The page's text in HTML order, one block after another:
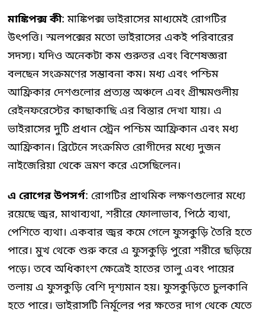
মাঙ্কিপক্স কী: মাঙ্কিপক্স ভাইরাসের মাধ্যমেই রোগটির
উৎপত্তি। স্মলপক্সের মতো ভাইরাসের একই পরিবারের
সদস্য। যদিও অনেকটা কম গুরুতর এবং বিশেষজ্ঞরা
বলছেন সংক্রমণের সম্ভাবনা কম। মধ্য এবং পশ্চিম
আফ্রিকার দেশগুলোর প্রত্যন্ত অঞ্চলে এবং গ্রীষ্মমণ্ডলীয়
রেইনফরেস্টের কাছাকাছি এর বিস্তার দেখা যায়। এ
ভাইরাসের দুটি প্রধান স্ট্রেন পশ্চিম আফ্রিকান এবং মধ্য
আফ্রিকান। ব্রিটেনে সংক্রমিত রোগীদের মধ্যে দুজন
নাইজেরিয়া থেকে ভ্রমণ করে এসেছিলেন।
এ রোগের উপসর্গ: রোগটির প্রাথমিক লক্ষণগুলোর মধ্যে
রয়েছে জ্বর, মাথাব্যথা, শরীরে ফোলাভাব, পিঠে ব্যথা,
পেশিতে ব্যথা। একবার জ্বর কমে গেলে ফুসকুড়ি তৈরি হতে
পারে। মুখ থেকে শুরু করে এ ফুসকুড়ি পুরো শরীরে ছড়িয়ে
পড়ে। তবে অধিকাংশ ক্ষেত্রেই হাতের তালু এবং পায়ের
তলায় এ ফুসকুড়ি বেশি দৃশ্যমান হয়। ফুসকুড়িতে চুলকানি
হতে পারে। ভাইরাসটি নির্মূলের পর ক্ষতের দাগ থেকে যেতে